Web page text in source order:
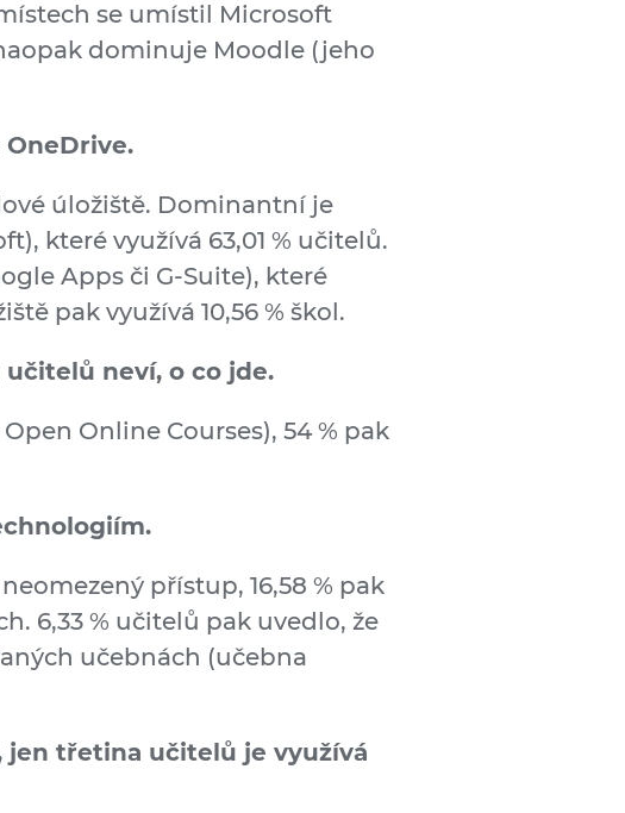
se umístil Microsoft
dominuje Moodle (jeho
úložiště. Dominantní je
které využívá 63,01 % učitelů.
Apps či G-Suite), které
pak využívá 10,56 % škol.
neví, o co jde.
Online Courses), 54 % pak
přístup, 16,58 % pak
6,33 % učitelů pak uvedlo, že
učebnách (učebna
třetina učitelů je využívá